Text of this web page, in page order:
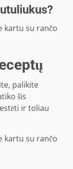
palikite
šis
ir toliau